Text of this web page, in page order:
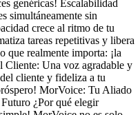
genéricas! Escalabilidad
simultáneamente sin
crece al ritmo de tu
tareas repetitivas y libera
que realmente importa: ¡la
Una voz agradable y
cliente y fideliza a tu
MorVoice: Tu Aliado
¿Por qué elegir